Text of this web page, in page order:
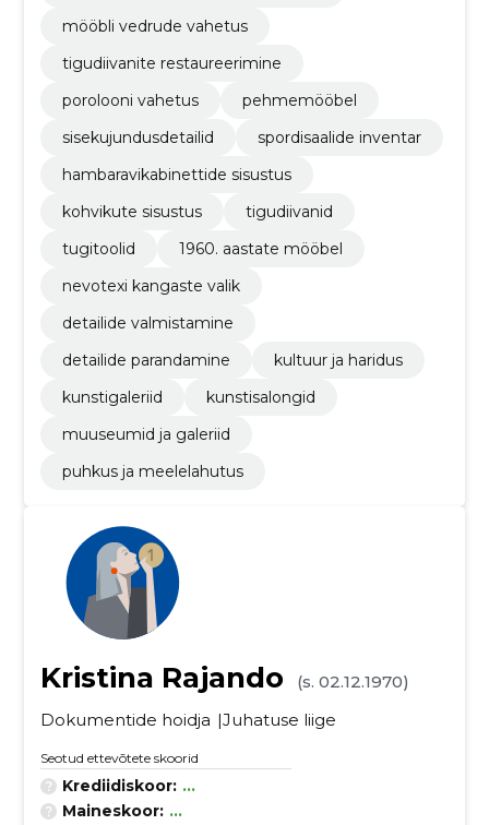
mööbli vedrude vahetus
tigudiivanite restaureerimine
porolooni vahetus
pehmemööbel
sisekujundusdetailid
spordisaalide inventar
hambaravikabinettide sisustus
kohvikute sisustus
tigudiivanid
tugitoolid
1960. aastate mööbel
nevotexi kangaste valik
detailide valmistamine
detailide parandamine
kultuur ja haridus
kunstigaleriid
kunstisalongid
muuseumid ja galeriid
puhkus ja meelelahutus
Kristina Rajando
(s. 02.12.1970)
Dokumentide hoidja
Juhatuse liige
Seotud ettevõtete skoorid
Krediidiskoor: ...
Maineskoor: ...